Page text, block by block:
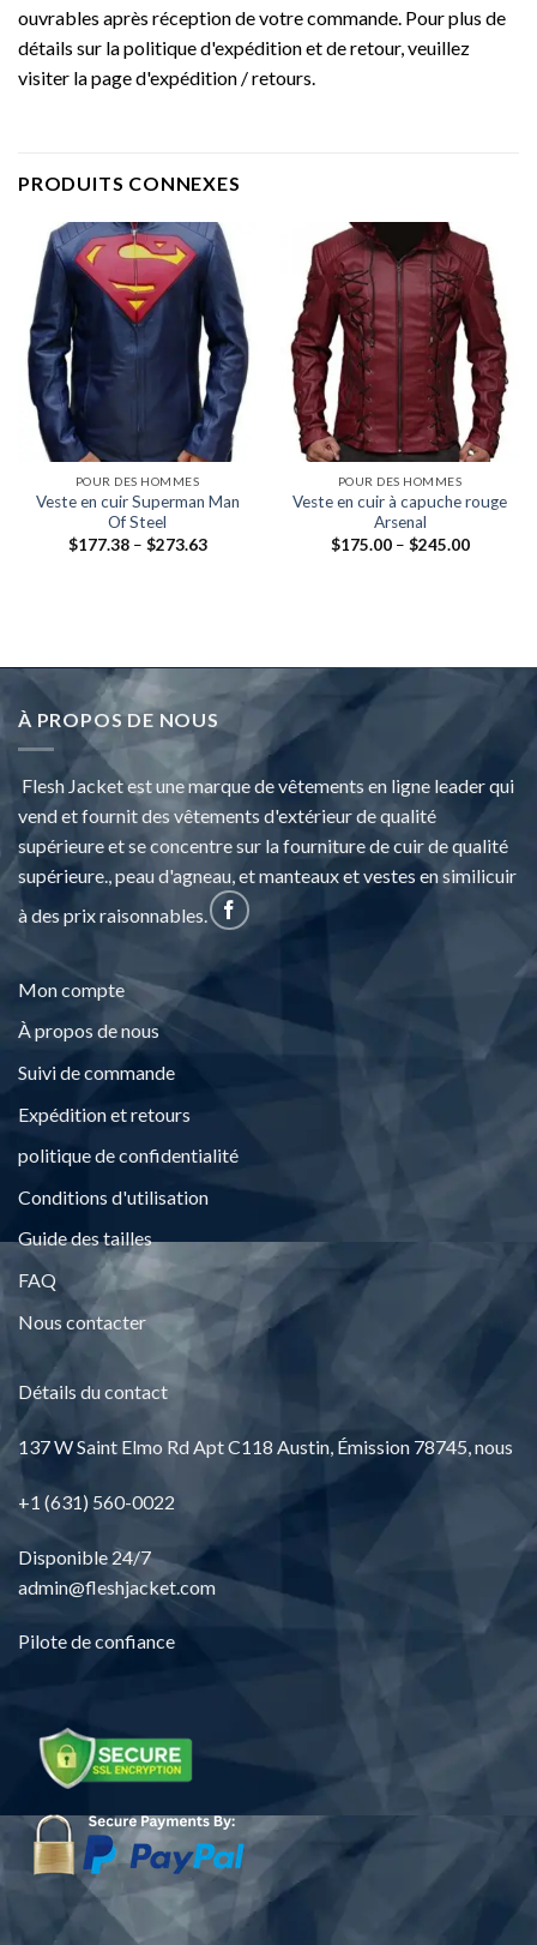
ouvrables après réception de votre commande. Pour plus de
détails sur la politique d'expédition et de retour, veuillez
visiter la page d'expédition / retours.
PRODUITS CONNEXES
POUR DES HOMMES
Veste en cuir Superman Man
Of Steel
$177.38 – $273.63Fourchette:
POUR DES HOMMES
Veste en cuir à capuche rouge
Arsenal
$175.00 – $245.00
À PROPOS DE NOUS
Flesh Jacket est une marque de vêtements en ligne leader qui
vend et fournit des vêtements d'extérieur de qualité
supérieure et se concentre sur la fourniture de cuir de qualité
supérieure., peau d'agneau, et manteaux et vestes en similicuir
à des prix raisonnables.
Mon compte
À propos de nous
Suivi de commande
Expédition et retours
politique de confidentialité
Conditions d'utilisation
Guide des tailles
FAQ
Nous contacter
Détails du contact
137W Saint Elmo Rd Apt C118 Austin, Émission 78745, nous
+1 (631) 560-0022
Disponible 24/7
admin@fleshjacket.com
Pilote de confiance